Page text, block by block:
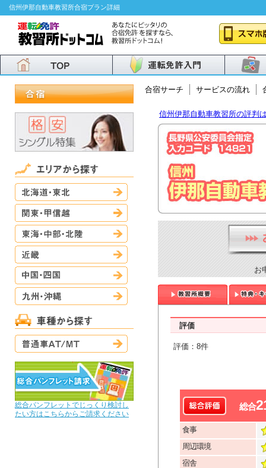
信州伊那自動車教習所合宿プラン詳細
北海道・東北
関東・甲信越
総合パンフレットでじっくり検討し
たい方はこちらからご請求ください
合宿サーチ サービスの流れ
信州伊那自動車教習所の評判
お
評価
評価：8件
総合
食事
周辺環境
宿舎